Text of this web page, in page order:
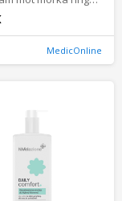
MedicOnline